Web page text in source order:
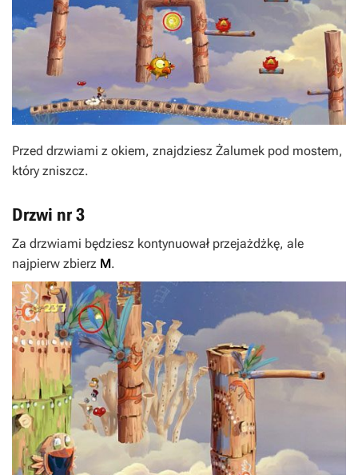
Przed drzwiami z okiem, znajdziesz Żalumek pod mostem,
który zniszcz.
Drzwi nr 3
Za drzwiami będziesz kontynuował przejażdżkę, ale
najpierw zbierz M.